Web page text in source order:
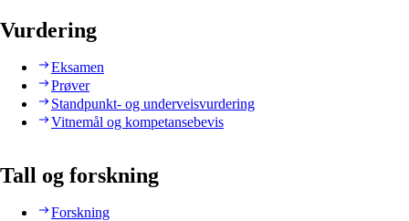
Vurdering
Eksamen
Prøver
Standpunkt- og underveisvurdering
Vitnemål og kompetansebevis
Tall og forskning
Forskning